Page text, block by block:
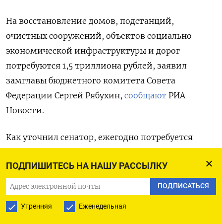
ПОДПИШИТЕСЬ НА НАШУ РАССЫЛКУ
ПОДПИСАТЬСЯ
Утренняя Еженедельная
На восстановление домов, подстанций,
очистных сооружений, объектов социально-
экономической инфраструктуры и дорог
потребуются 1,5 триллиона рублей, заявил
замглавы бюджетного комитета Совета
Федерации Сергей Рябухин, сообщают РИА
Новости.
Как уточнил сенатор, ежегодно потребуется
Россия располагает такими средствами,
подчеркнул чиновник. Бюджет страны
на ближайшие три года сбалансирован и имеет
«мощный запас устойчивости», а кроме того,